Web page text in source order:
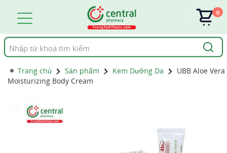
Tìm
kiếm
0
Trang chủ Sản phẩm Kem Dưỡng Da
UBB Aloe Vera
Moisturizing Body Cream